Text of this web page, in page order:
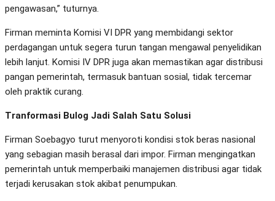
pengawasan,” tuturnya.
Firman meminta Komisi VI DPR yang membidangi sektor
perdagangan untuk segera turun tangan mengawal penyelidikan
lebih lanjut. Komisi IV DPR juga akan memastikan agar distribusi
pangan pemerintah, termasuk bantuan sosial, tidak tercemar
oleh praktik curang.
Tranformasi Bulog Jadi Salah Satu Solusi
Firman Soebagyo turut menyoroti kondisi stok beras nasional
yang sebagian masih berasal dari impor. Firman mengingatkan
pemerintah untuk memperbaiki manajemen distribusi agar tidak
terjadi kerusakan stok akibat penumpukan.